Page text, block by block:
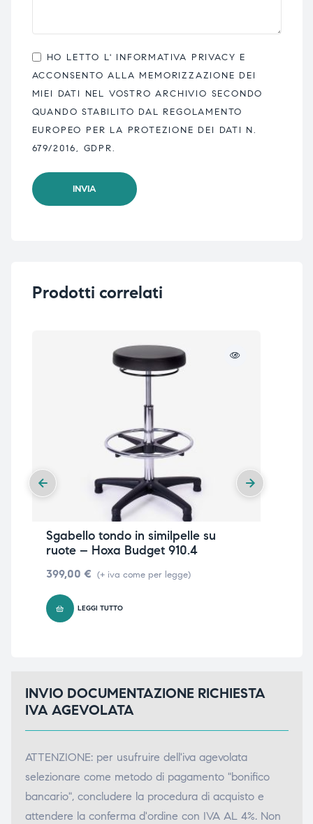
HO LETTO L' INFORMATIVA PRIVACY E
ACCONSENTO ALLA MEMORIZZAZIONE DEI
MIEI DATI NEL VOSTRO ARCHIVIO SECONDO
QUANDO STABILITO DAL REGOLAMENTO
EUROPEO PER LA PROTEZIONE DEI DATI N.
679/2016, GDPR.
Prodotti correlati
Sgabello tondo in similpelle su
ruote – Hoxa Budget 910.4
399,00 € (+ iva come per legge)
LEGGI TUTTO
INVIO DOCUMENTAZIONE RICHIESTA
IVA AGEVOLATA
ATTENZIONE: per usufruire dell'iva agevolata
selezionare come metodo di pagamento "bonifico
bancario", concludere la procedura di acquisto e
attendere la conferma d'ordine con IVA AL 4%. Non